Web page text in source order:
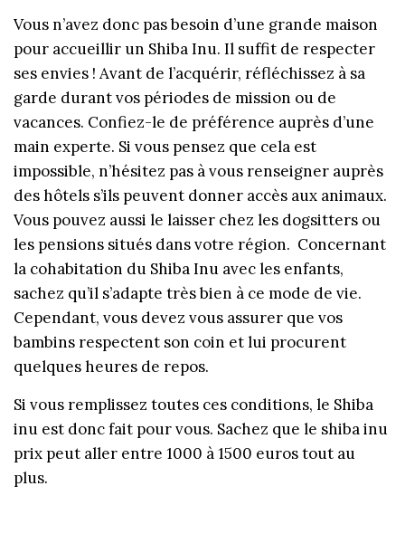
Vous n’avez donc pas besoin d’une grande maison
pour accueillir un Shiba Inu. Il suffit de respecter
ses envies ! Avant de l’acquérir, réfléchissez à sa
garde durant vos périodes de mission ou de
vacances. Confiez-le de préférence auprès d’une
main experte. Si vous pensez que cela est
impossible, n’hésitez pas à vous renseigner auprès
des hôtels s’ils peuvent donner accès aux animaux.
Vous pouvez aussi le laisser chez les dogsitters ou
les pensions situés dans votre région. Concernant
la cohabitation du Shiba Inu avec les enfants,
sachez qu’il s’adapte très bien à ce mode de vie.
Cependant, vous devez vous assurer que vos
bambins respectent son coin et lui procurent
quelques heures de repos.
Si vous remplissez toutes ces conditions, le Shiba
inu est donc fait pour vous. Sachez que le shiba inu
prix peut aller entre 1000 à 1500 euros tout au
plus.